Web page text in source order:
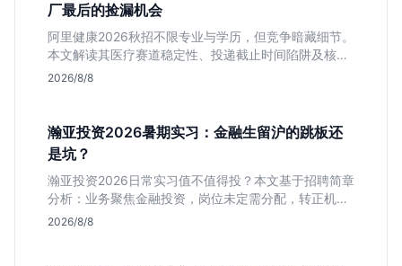
厂最后的捡漏机会
阿里健康2026秋招不限专业与学历，但竞争暗藏细节。
本文解读其医疗赛道稳定性、投递截止时间陷阱及核心
岗位面试节奏，帮应届生判断是否值得投入。
2026/8/8
瀚亚投资2026暑期实习：金融生留沪的跳板还
是坑？
瀚亚投资2026日常实习值不值得投？本文基于招聘简章
分析：业务聚焦金融投资，岗位未定需分配，转正机会
不明确。适合急需上海高含金量实习证明、想接触真实
2026/8/8